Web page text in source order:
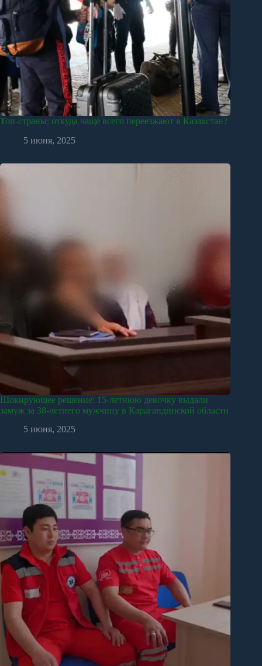
Топ-страны: откуда чаще всего переезжают в Казахстан?
5 июня, 2025
Шокирующее решение: 15-летнюю девочку выдали
замуж за 38-летнего мужчину в Карагандинской области
5 июня, 2025